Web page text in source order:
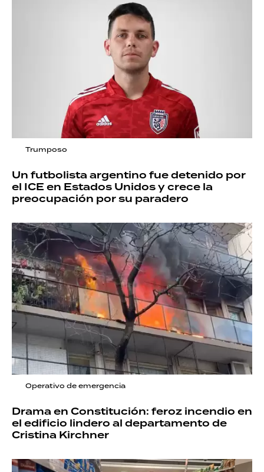
Trumposo
Un futbolista argentino fue detenido por
el ICE en Estados Unidos y crece la
preocupación por su paradero
Operativo de emergencia
Drama en Constitución: feroz incendio en
el edificio lindero al departamento de
Cristina Kirchner